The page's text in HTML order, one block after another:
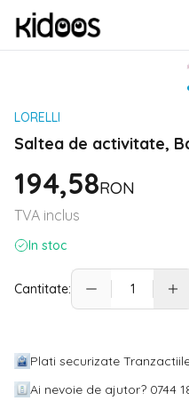
LORELLI
Saltea de activitate,
194,58RON
TVA inclus
In stoc
Cantitate:
Plati securizate
Ai nevoie de ajutor? 0744